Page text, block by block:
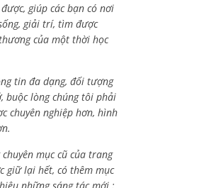
giúp các bạn có nơi
giải trí, tìm được
của một thời học
tin đa dạng, đối tượng
buộc lòng chúng tôi phải
chuyên nghiệp hơn, hình
mục cũ của trang
giữ lại hết, có thêm mục